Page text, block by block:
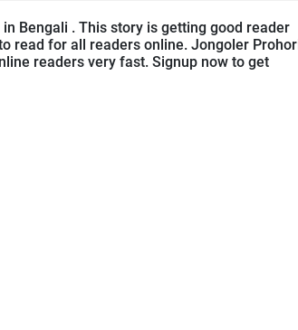
Bengali . This story is getting good reader
read for all readers online. Jongoler
readers very fast. Signup now to get